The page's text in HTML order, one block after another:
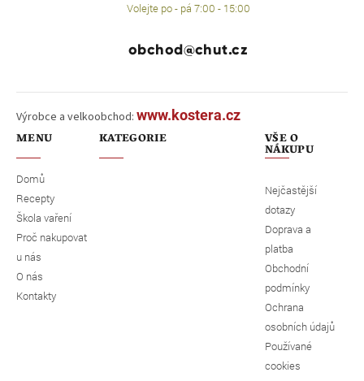
Volejte po - pá 7:00 - 15:00
obchod@chut.cz
Výrobce a velkoobchod: www.kostera.cz
MENU
Domů
Recepty
Škola vaření
Proč nakupovat
u nás
O nás
Kontakty
KATEGORIE VŠE O
NÁKUPU
Nejčastější
dotazy
Doprava a
platba
Obchodní
podmínky
Ochrana
osobních údajů
Používané
cookies